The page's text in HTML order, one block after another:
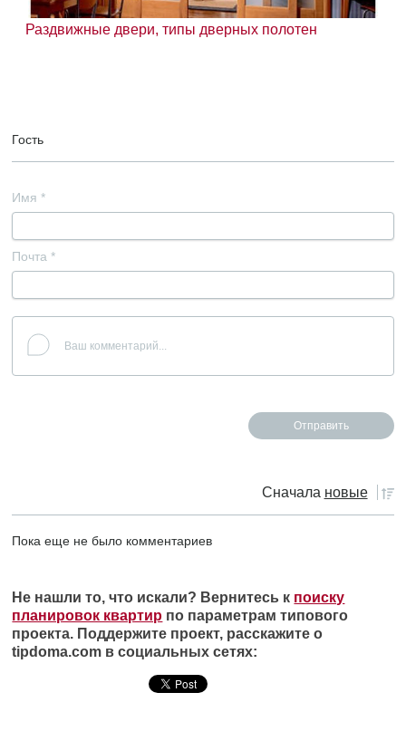
Раздвижные двери, типы дверных полотен
Гость
Имя *
Почта *
Сначала новые
Пока еще не было комментариев
Не нашли то, что искали? Вернитесь к поиску
планировок квартир по параметрам типового
проекта. Поддержите проект, расскажите о
tipdoma.com в социальных сетях: